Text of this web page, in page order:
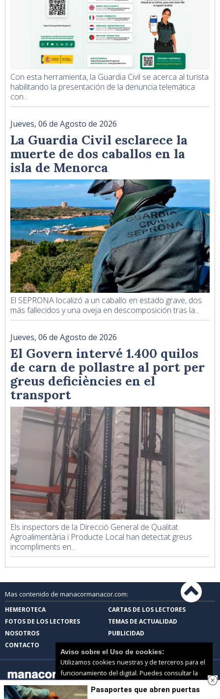
Con esta herramienta, la Guardia Civil se acerca al turista
habilitando la presentación de la denuncia telemática
con...
Jueves, 06 de Agosto de 2026
La Guardia Civil esclarece la
muerte de dos caballos en la
isla de Menorca
El SEPRONA localizó a un caballo en estado grave, dos
más fallecidos y una oveja en descomposición tras la...
Jueves, 06 de Agosto de 2026
El Govern intervé 1.400 quilos
de carn de pollastre al port per
greus deficiències en el
transport
Els inspectors de la Direcció General de Qualitat
Agroalimentària i Producte Local han detectat greus
incompliments en...
Mas contenido de manacormanacor.com:
HEMEROTECA
CARTAS DE LOS LECTORES
FOTOS DE LOS LECTORES
TEMAS DE ACTUALIDAD
NOSOTROS
PUBLICIDAD
CONTACTO
manacormanacor.com |Términos de uso
Pasaportes que abren puertas
Aviso sobre el Uso de cookies:
Utilizamos cookies nuestras y de terceros para el
funcionamiento del digital. Puedes consultar la
lista de cookies y como desconectarlas.
nuestra Política de Privacidad y Cookies